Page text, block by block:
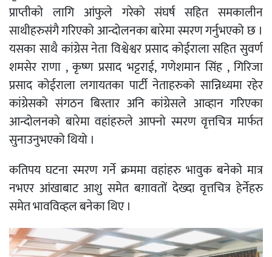
प्राप्तीको लागि आंफुले गरेको संघर्ष सहित समकालीन
साथीहरुसंगै गरिएको आन्दोलनका बारेमा स्मरण गर्नुभएको छ ।
यसका साथै कांग्रेस नेता विश्वेश्वर प्रसाद कोईराला सहित सुवर्ण
शमसेर राणा , कृष्ण प्रसाद भट्टराई, गणेशमान सिंह , गिरिजा
प्रसाद कोईराला लगायतका पार्टी नेताहरुको सान्निध्यमा रहेर
कांग्रेसको संगठन बिस्तार अनि कांग्रेसले आव्हान गरिएका
आन्दोलनको बारेमा वहांहरुले आफ्नो स्मरण वृत्तचित्र मार्फत
सुनाउनुभएको थियो ।
कतिपय घटना स्मरण गर्ने क्रममा वहांहरु भावुक बनेको मात्र
नभएर आंखाबाट आशु समेत बग़ावतों देख्दा वृत्तचित्र हेर्नेहरु
समेत भावविव्हल बनेका थिए ।